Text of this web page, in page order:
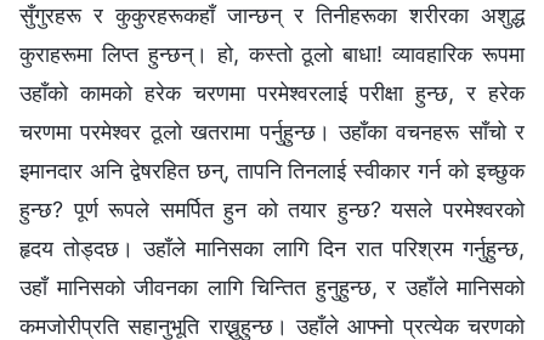
सुँगुरहरू र कुकुरहरूकहाँ जान्छन् र तिनीहरूका शरीरका अशुद्ध
कुराहरूमा लिप्त हुन्छन्। हो, कस्तो ठूलो बाधा! व्यावहारिक रूपमा
उहाँको कामको हरेक चरणमा परमेश्‍वरलाई परीक्षा हुन्छ, र हरेक
चरणमा परमेश्‍वर ठूलो खतरामा पर्नुहुन्छ। उहाँका वचनहरू साँचो र
इमानदार अनि द्वेषरहित छन्, तापनि तिनलाई स्वीकार गर्न को इच्छुक
हुन्छ? पूर्ण रूपले समर्पित हुन को तयार हुन्छ? यसले परमेश्‍वरको
हृदय तोड्दछ। उहाँले मानिसका लागि दिन रात परिश्रम गर्नुहुन्छ,
उहाँ मानिसको जीवनका लागि चिन्तित हुनुहुन्छ, र उहाँले मानिसको
कमजोरीप्रति सहानुभूति राख्नुहुन्छ। उहाँले आफ्नो प्रत्येक चरणको